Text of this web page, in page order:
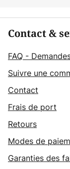
Contact &
FAQ -
Suivre une
Contact
Frais de port
Retours
Modes de
Garanties des